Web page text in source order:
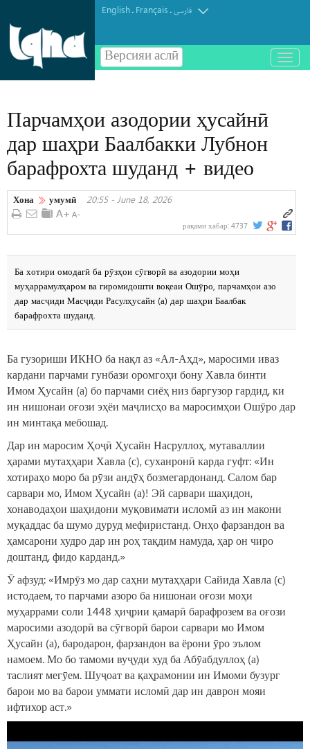
English. Français.فارسی
Версияи аслӣ
باز
و
Парчамҳои азодории ҳусайнӣ
дар шаҳри Баалбакки Лубнон
барафрохта шуданд + видео
Хона умумӣ 20:55 - June 18, 2026
рақами хабар: 4737
Ба хотири омодагӣ ба рӯзҳои сӯгворӣ ва азодории моҳи
муҳаррамулҳаром ва гиромидошти воқеаи Ошӯро, парчамҳои азо
дар масҷиди Масҷиди Расулҳусайн (а) дар шаҳри Баалбак
барафрохта шуданд.
Ба гузориши ИКНО ба нақл аз «Ал-Аҳд», маросими иваз
кардани парчами гунбази оромгоҳи бону Хавла бинти
Имом Ҳусайн (а) бо парчами сиёҳ низ баргузор гардид, ки
ин нишонаи оғози эҳёи маҷлисҳо ва маросимҳои Ошӯро дар
ин минтақа мебошад.
Дар ин маросим Ҳоҷӣ Ҳусайн Насруллоҳ, мутаваллии
ҳарами мутаҳҳари Хавла (с), суханронӣ карда гуфт: «Ин
хотираҳо моро ба рӯзи андӯҳ бозмегардонанд. Салом бар
сарвари мо, Имом Ҳусайн (а)! Эй сарвари шаҳидон,
хонаводаҳои шаҳидони муқовимати исломӣ аз ин макони
муқаддас ба шумо дуруд мефиристанд. Онҳо фарзандон ва
ҳамсарони худро дар ин роҳ тақдим намуда, ҳар он чиро
доштанд, фидо карданд.»
Ӯ афзуд: «Имрӯз мо дар саҳни мутаҳҳари Сайида Хавла (с)
истодаем, то парчами азоро ба нишонаи оғози моҳи
муҳаррами соли 1448 ҳиҷрии қамарӣ барафрозем ва оғози
маросими азодорӣ ва сӯгворӣ барои сарвари мо Имом
Ҳусайн (а), бародарон, фарзандон ва ёрони ӯро эълом
намоем. Мо бо тамоми вуҷуди худ ба Абӯабдуллоҳ (а)
таслият мегӯем. Шуҷоат ва қаҳрамонии ин Имоми бузург
барои мо ва барои уммати исломӣ дар ин даврон мояи
ифтихор аст.»